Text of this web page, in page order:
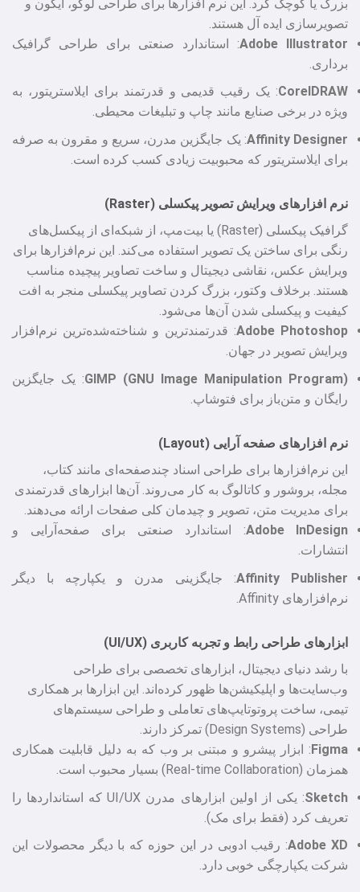
بزرگ یا کوچک کرد. این نرم‌ افزارها برای طراحی لوگو، آیکون و
تصویرسازی ایده‌ آل هستند.
Adobe Illustrator: استاندارد صنعتی برای طراحی گرافیک
برداری.
CorelDRAW: یک رقیب قدیمی و قدرتمند برای ایلاستریتور، به
ویژه در برخی صنایع مانند چاپ و تبلیغات محیطی.
Affinity Designer
: یک جایگزین مدرن، سریع و مقرون‌ به‌ صرفه
برای ایلاستریتور که محبوبیت زیادی کسب کرده است.
نرم‌ افزارهای ویرایش تصویر پیکسلی (Raster)
گرافیک پیکسلی (Raster) یا بیت‌مپ، از شبکه‌ای از پیکسل‌های
رنگی برای ساختن یک تصویر استفاده می‌کند. این نرم‌افزارها برای
ویرایش عکس، نقاشی دیجیتال و ساخت تصاویر پیچیده مناسب
هستند. برخلاف وکتور، بزرگ کردن تصاویر پیکسلی منجر به افت
کیفیت و پیکسلی شدن آن‌ها می‌شود.
Adobe Photoshop
: قدرتمندترین و شناخته‌شده‌ترین نرم‌افزار
ویرایش تصویر در جهان.
(GIMP (GNU Image Manipulation Program
: یک جایگزین
رایگان و متن‌باز برای فتوشاپ.
نرم‌ افزارهای صفحه‌ آرایی (Layout)
این نرم‌افزارها برای طراحی اسناد چندصفحه‌ای مانند کتاب،
مجله، بروشور و کاتالوگ به کار می‌روند. آن‌ها ابزارهای قدرتمندی
برای مدیریت متن، تصویر و چیدمان کلی صفحات ارائه می‌دهند.
Adobe
InDesign
: استاندارد صنعتی برای صفحه‌آرایی و
انتشارات.
Affinity Publisher: جایگزینی مدرن و یکپارچه با دیگر
نرم‌افزارهای Affinity.
ابزارهای طراحی رابط و تجربه کاربری (UI/UX)
با رشد دنیای دیجیتال، ابزارهای تخصصی برای طراحی
وب‌سایت‌ها و اپلیکیشن‌ها ظهور کرده‌اند. این ابزارها بر همکاری
تیمی، ساخت پروتوتایپ‌های تعاملی و طراحی سیستم‌های
طراحی (Design Systems) تمرکز دارند.
Figma : ابزار پیشرو و مبتنی بر وب که به دلیل قابلیت همکاری
همزمان (Real-time Collaboration) بسیار محبوب است.
Sketch
: یکی از اولین ابزارهای مدرن UI/UX که استانداردها را
تعریف کرد (فقط برای مک).
Adobe XD
: رقیب ادوبی در این حوزه که با دیگر محصولات این
شرکت یکپارچگی خوبی دارد.